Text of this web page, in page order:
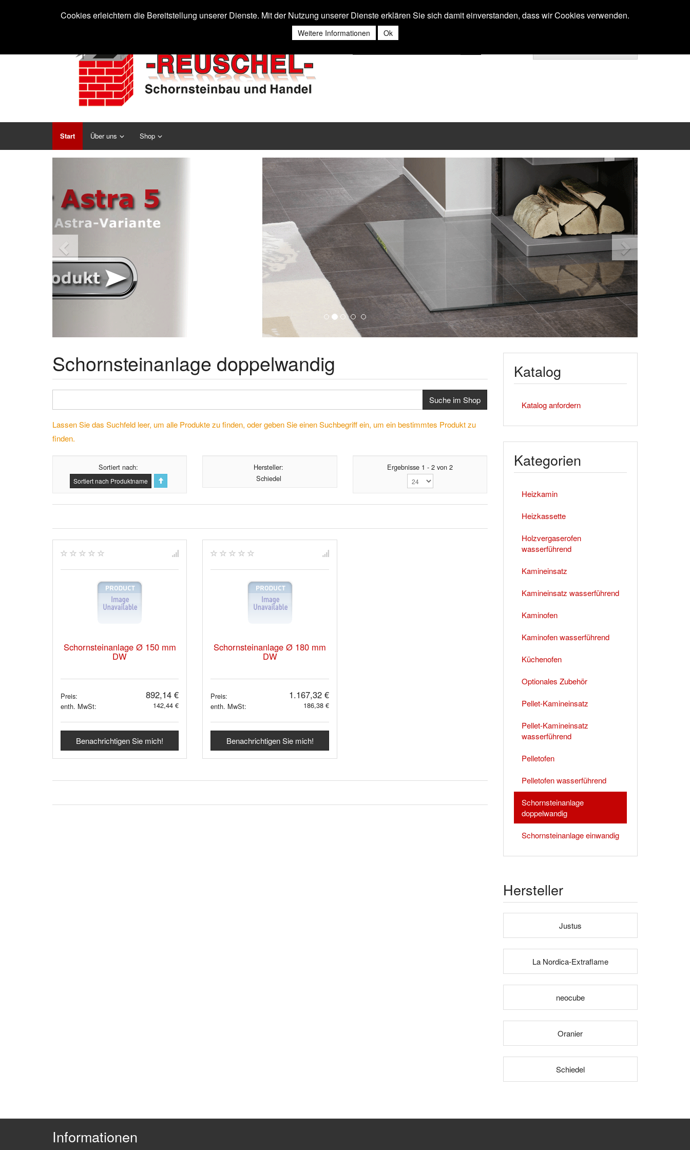
Start Über uns Shop
Next
Schornsteinanlage doppelwandig
Suche im Shop
Lassen Sie das Suchfeld leer, um alle Produkte zu finden, oder geben Sie einen Suchbegriff ein, um ein bestimmtes Produkt zu
finden.
Sortiert nach
Sortiert nach Produktname
Hersteller:
Schiedel
Ergebnisse 1 - 2 von 2
Schornsteinanlage Ø 150 mm
DW
Preis: 892,14 €
enth. MwSt: 142,44 €
Benachrichtigen Sie mich!
Schornsteinanlage Ø 180 mm
DW
Preis: 1.167,32 €
enth. MwSt: 186,38 €
Benachrichtigen Sie mich!
Katalog
Katalog anfordern
Kategorien
Heizkamin
Heizkassette
Holzvergaserofen
wasserführend
Kamineinsatz
Kamineinsatz wasserführend
Kaminofen
Kaminofen wasserführend
Küchenofen
Optionales Zubehör
Pellet-Kamineinsatz
Pellet-Kamineinsatz
wasserführend
Pelletofen
Pelletofen wasserführend
Schornsteinanlage
doppelwandig
Schornsteinanlage einwandig
Hersteller
Justus
La Nordica-Extraflame
neocube
Oranier
Schiedel
Informationen
Cookies erleichtern die Bereitstellung unserer Dienste. Mit der Nutzung unserer Dienste erklären Sie sich damit einverstanden, dass wir Cookies verwenden.
Weitere Informationen Ok